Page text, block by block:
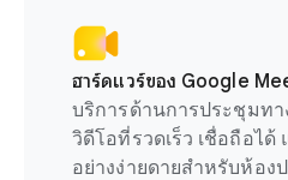
ฮาร์ดแวร์ของ Google
บริการด้านการประชุมทา
วิดีโอที่รวดเร็ว เชื่อถือได้
อย่างง่ายดายสำหรับห้อ